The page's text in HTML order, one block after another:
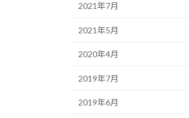
2021年7月
2021年5月
2020年4月
2019年7月
2019年6月